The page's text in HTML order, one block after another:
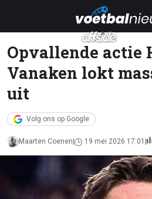
Opvallende actie
Vanaken lokt
uit
Volg ons op Google
Maarten Coenen 19 mei 2026 17:01